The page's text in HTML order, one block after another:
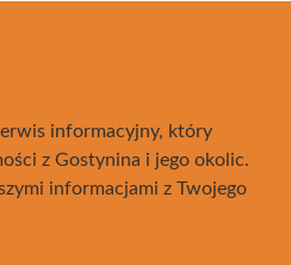
informacyjny, który
z Gostynina i jego okolic.
informacjami z Twojego